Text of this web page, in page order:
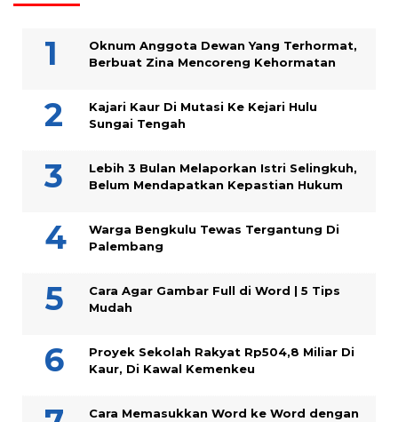
Oknum Anggota Dewan Yang Terhormat,
Berbuat Zina Mencoreng Kehormatan
Kajari Kaur Di Mutasi Ke Kejari Hulu
Sungai Tengah
Lebih 3 Bulan Melaporkan Istri Selingkuh,
Belum Mendapatkan Kepastian Hukum
Warga Bengkulu Tewas Tergantung Di
Palembang
Cara Agar Gambar Full di Word | 5 Tips
Mudah
Proyek Sekolah Rakyat Rp504,8 Miliar Di
Kaur, Di Kawal Kemenkeu
Cara Memasukkan Word ke Word dengan